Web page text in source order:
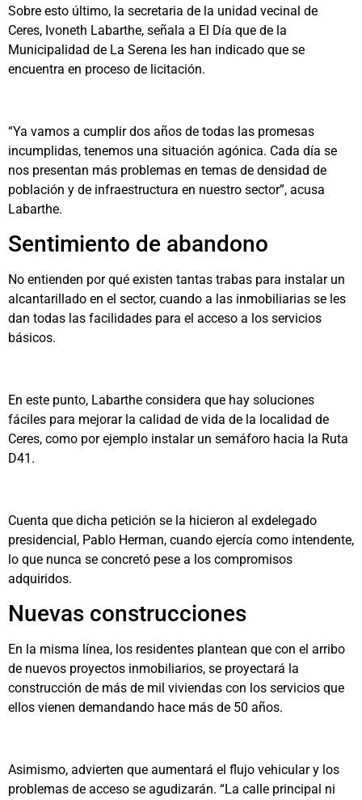
Sobre esto último, la secretaria de la unidad vecinal de
Ceres, Ivoneth Labarthe, señala a El Día que de la
Municipalidad de La Serena les han indicado que se
encuentra en proceso de licitación.
“Ya vamos a cumplir dos años de todas las promesas
incumplidas, tenemos una situación agónica. Cada día se
nos presentan más problemas en temas de densidad de
población y de infraestructura en nuestro sector”, acusa
Labarthe.
Sentimiento de abandono
No entienden por qué existen tantas trabas para instalar un
alcantarillado en el sector, cuando a las inmobiliarias se les
dan todas las facilidades para el acceso a los servicios
básicos.
En este punto, Labarthe considera que hay soluciones
fáciles para mejorar la calidad de vida de la localidad de
Ceres, como por ejemplo instalar un semáforo hacia la Ruta
D41.
Cuenta que dicha petición se la hicieron al exdelegado
presidencial, Pablo Herman, cuando ejercía como intendente,
lo que nunca se concretó pese a los compromisos
adquiridos.
Nuevas construcciones
En la misma línea, los residentes plantean que con el arribo
de nuevos proyectos inmobiliarios, se proyectará la
construcción de más de mil viviendas con los servicios que
ellos vienen demandando hace más de 50 años.
Asimismo, advierten que aumentará el flujo vehicular y los
problemas de acceso se agudizarán. “La calle principal ni